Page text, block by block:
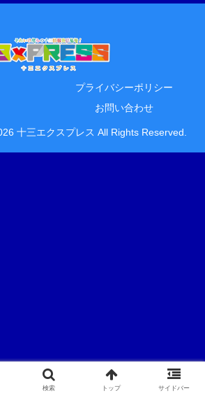
プライバシーポリシー
お問い合わせ
十三エクスプレス All Rights Reserved.
検索 トップ サイドバー